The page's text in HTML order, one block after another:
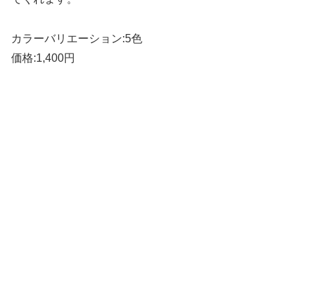
カラーバリエーション:5色
価格:1,400円